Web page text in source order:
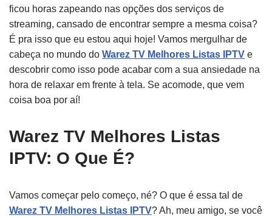
ficou horas zapeando nas opções dos serviços de
streaming, cansado de encontrar sempre a mesma coisa?
É pra isso que eu estou aqui hoje! Vamos mergulhar de
cabeça no mundo do Warez TV Melhores Listas IPTV e
descobrir como isso pode acabar com a sua ansiedade na
hora de relaxar em frente à tela. Se acomode, que vem
coisa boa por aí!
Warez TV Melhores Listas
IPTV: O Que É?
Vamos começar pelo começo, né? O que é essa tal de
Warez TV Melhores Listas IPTV? Ah, meu amigo, se você